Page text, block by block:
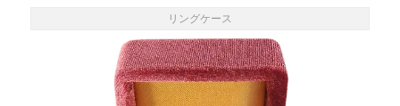
リングケース